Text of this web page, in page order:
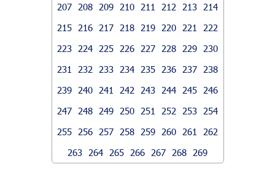
207
208 209 210 211 212 213
214
215
216 217 218 219 220 221
222
223
224 225 226 227 228 229
230
231
232 233 234 235 236 237
238
239
240 241 242 243 244 245
246
247
248 249 250 251 252 253
254
255
256 257 258 259 260 261
262
263
264 265 266 267 268 269